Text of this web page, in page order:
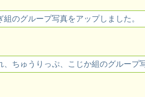
組のグループ写真をアップしました。
、ちゅうりっぷ、こじか組のグループ